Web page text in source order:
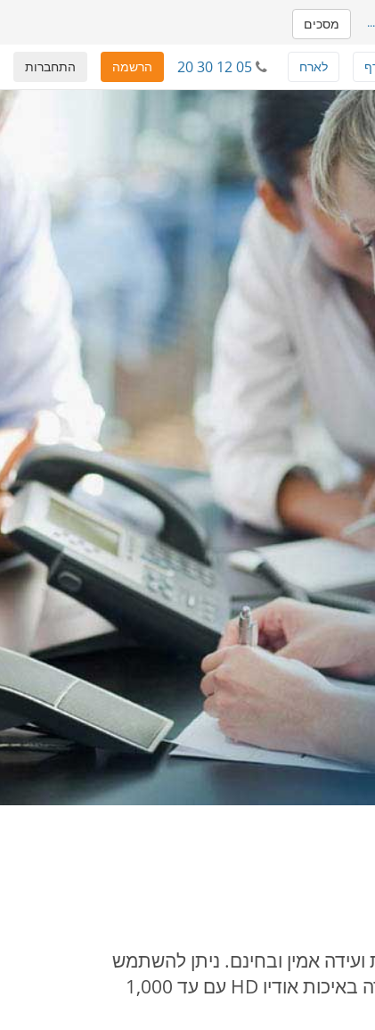
... מסכים
התחברות הרשמה 20 30 12 05 לארח
ועידה אמין ובחינם. ניתן להשתמש
בקו שיחת הועידה חינם באופן מיידי וזמין 24/7 - אין צורך בהזמנות. אירוח או הצטרפות לשיחות ועידה באיכות אודיו HD עם עד 1,000